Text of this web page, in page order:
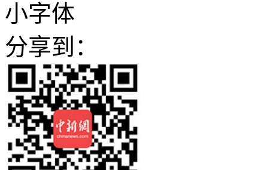
小字体
分享到：